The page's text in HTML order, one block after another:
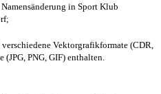
in Sport Klub
Vektorgrafikformate (CDR,
PNG, GIF) enthalten.